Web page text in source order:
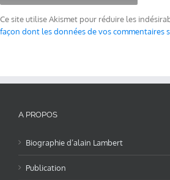
Ce site utilise Akismet pour réduire les
façon dont les données de vos commentaires
A PROPOS
Biographie d’alain Lambert
Publication